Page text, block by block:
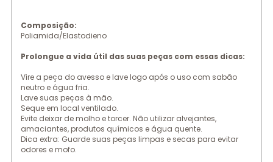
Composição:
Poliamida/Elastodieno
Prolongue a vida útil das suas peças com essas dicas:
Vire a peça do avesso e lave logo após o uso com sabão
neutro e água fria.
Lave suas peças à mão.
Seque em local ventilado.
Evite deixar de molho e torcer. Não utilizar alvejantes,
amaciantes, produtos químicos e água quente.
Dica extra: Guarde suas peças limpas e secas para evitar
odores e mofo.